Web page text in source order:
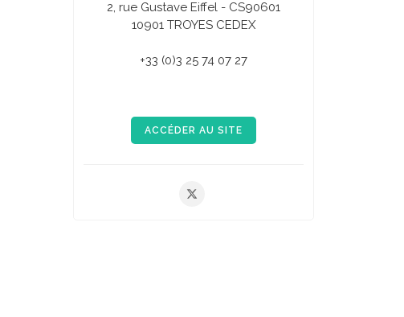
2, rue Gustave Eiffel - CS90601
10901 TROYES CEDEX
+33 (0)3 25 74 07 27
ACCÉDER AU SITE